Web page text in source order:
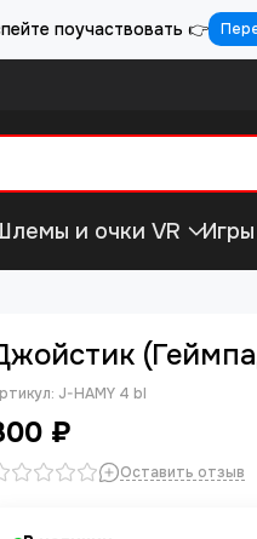
поучаствовать 👉
и очки VR
J-HAMY 4 bl
₽
Оставить отзыв